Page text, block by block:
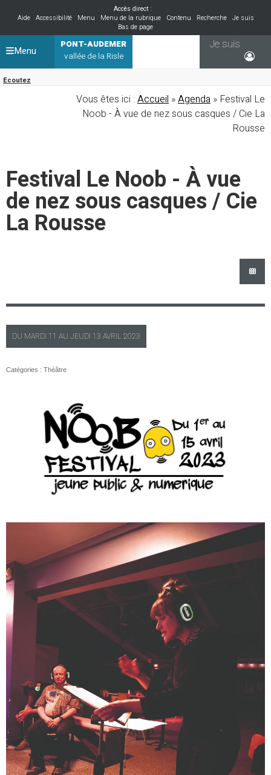
Accès direct :
Aide
Accessibilité Menu Menu de la rubrique Contenu Recherche
Je suis
Bas de page
PONT-AUDEMER
vallée de la Risle
Ecoutez
Je suis
Menu
Vous êtes ici : Accueil »Agenda » Festival Le
Noob - À vue de nez sous casques / Cie La
Rousse
Festival Le Noob - À vue
de nez sous casques / Cie
La Rousse
DU MARDI 11 AU JEUDI 13 AVRIL 2023
Catégories : Théâtre